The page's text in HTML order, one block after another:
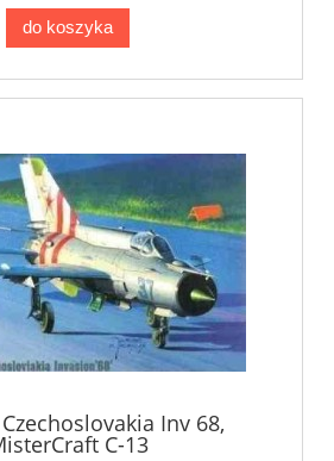
do koszyka
Inv 68,
C-13